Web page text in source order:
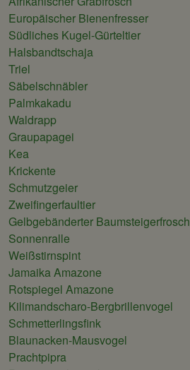
Europäischer Bienenfresser
Südliches Kugel-Gürteltier
Halsbandtschaja
Triel
Säbelschnäbler
Palmkakadu
Waldrapp
Graupapagei
Kea
Krickente
Schmutzgeier
Zweifingerfaultier
Gelbgebänderter Baumsteigerfrosch
Sonnenralle
Weißstirnspint
Jamaika Amazone
Rotspiegel Amazone
Kilimandscharo-Bergbrillenvogel
Schmetterlingsfink
Blaunacken-Mausvogel
Prachtpipra